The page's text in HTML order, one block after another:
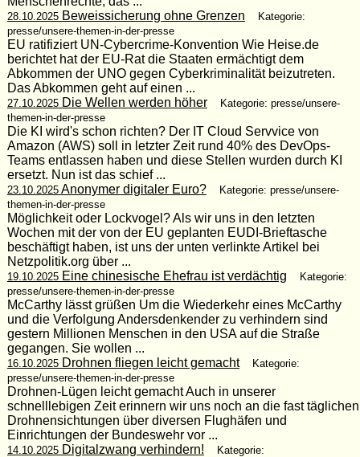
28.10.2025Beweissicherung ohne Grenzen
Kategorie:
presse/unsere-themen-in-der-presse
EU ratifiziert UN-Cybercrime-Konvention Wie Heise.de
berichtet hat der EU-Rat die Staaten ermächtigt dem
Abkommen der UNO gegen Cyberkriminalität beizutreten.
Das Abkommen geht auf einen ...
27.10.2025Die Wellen werden höher
Kategorie: presse/unsere-
themen-in-der-presse
Die KI wird's schon richten? Der IT Cloud Servvice von
Amazon (AWS) soll in letzter Zeit rund 40% des DevOps-
Teams entlassen haben und diese Stellen wurden durch KI
ersetzt. Nun ist das schief ...
23.10.2025Anonymer digitaler Euro?
Kategorie: presse/unsere-
themen-in-der-presse
Möglichkeit oder Lockvogel? Als wir uns in den letzten
Wochen mit der von der EU geplanten EUDI-Brieftasche
beschäftigt haben, ist uns der unten verlinkte Artikel bei
Netzpolitik.org über ...
19.10.2025Eine chinesische Ehefrau ist verdächtig
Kategorie:
presse/unsere-themen-in-der-presse
McCarthy lässt grüßen Um die Wiederkehr eines McCarthy
und die Verfolgung Andersdenkender zu verhindern sind
gestern Millionen Menschen in den USA auf die Straße
gegangen. Sie wollen ...
16.10.2025Drohnen fliegen leicht gemacht
Kategorie:
presse/unsere-themen-in-der-presse
Drohnen-Lügen leicht gemacht Auch in unserer
schnelllebigen Zeit erinnern wir uns noch an die fast täglichen
Drohnensichtungen über diversen Flughäfen und
Einrichtungen der Bundeswehr vor ...
14.10.2025Digitalzwang verhindern!
Kategorie: